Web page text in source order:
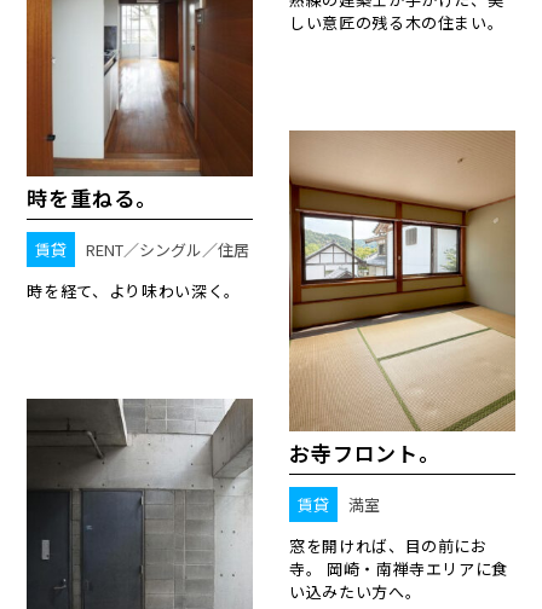
しい意匠の残る木の住まい。
時を重ねる。
賃貸
RENT／シングル／住居
時を経て、より味わい深く。
お寺フロント。
賃貸
満室
窓を開ければ、目の前にお
寺。 岡崎・南禅寺エリアに食
い込みたい方へ。